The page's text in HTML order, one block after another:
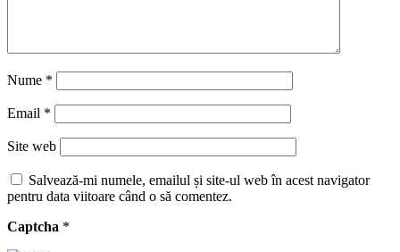
Nume *
Email *
Site web
Salvează-mi numele, emailul și site-ul web în acest navigator
pentru data viitoare când o să comentez.
Captcha *